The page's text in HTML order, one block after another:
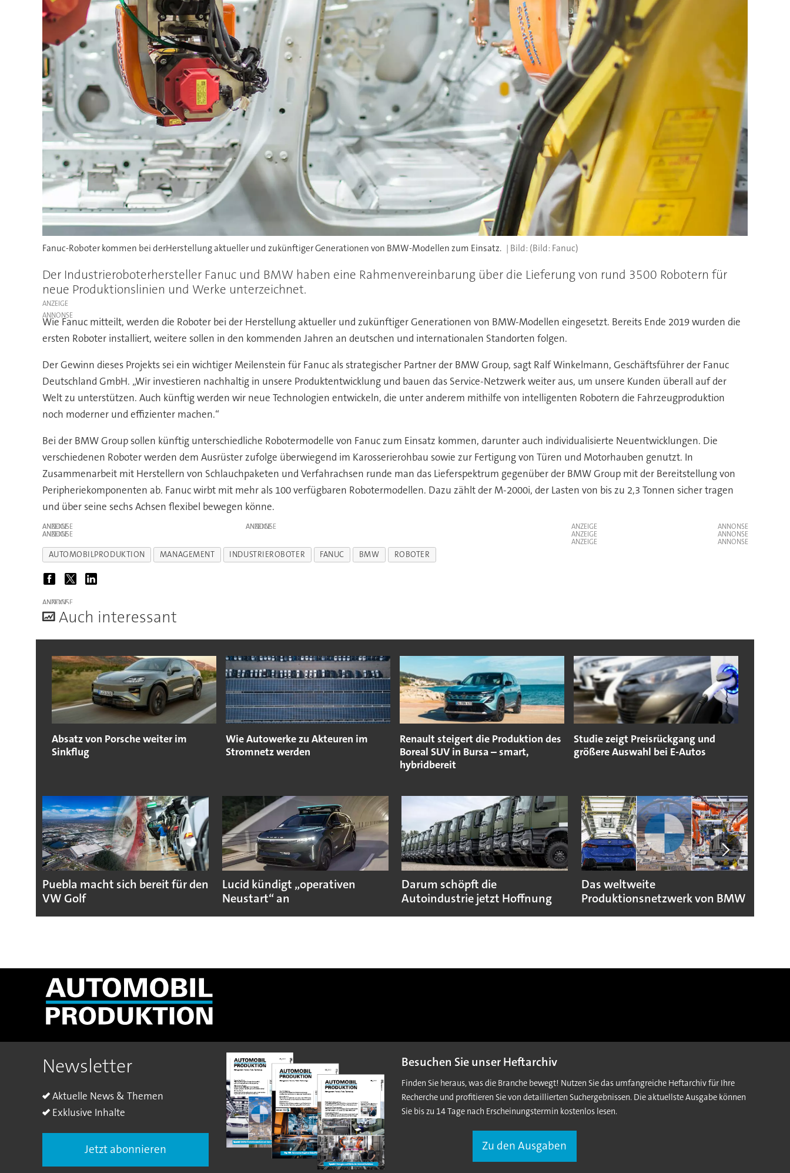
Fanuc-Roboter kommen bei derHerstellung aktueller und zukünftiger Generationen von BMW-Modellen zum Einsatz. (Bild: Fanuc)
Der Industrieroboterhersteller Fanuc und BMW haben eine Rahmenvereinbarung über die Lieferung von rund 3500 Robotern für
neue Produktionslinien und Werke unterzeichnet.
ANZEIGE
Wie Fanuc mitteilt, werden die Roboter bei der Herstellung aktueller und zukünftiger Generationen von BMW-Modellen eingesetzt. Bereits Ende 2019 wurden die
ersten Roboter installiert, weitere sollen in den kommenden Jahren an deutschen und internationalen Standorten folgen.
Der Gewinn dieses Projekts sei ein wichtiger Meilenstein für Fanuc als strategischer Partner der BMW Group, sagt Ralf Winkelmann, Geschäftsführer der Fanuc
Deutschland GmbH. „Wir investieren nachhaltig in unsere Produktentwicklung und bauen das Service-Netzwerk weiter aus, um unsere Kunden überall auf der
Welt zu unterstützen. Auch künftig werden wir neue Technologien entwickeln, die unter anderem mithilfe von intelligenten Robotern die Fahrzeugproduktion
noch moderner und effizienter machen.“
Bei der BMW Group sollen künftig unterschiedliche Robotermodelle von Fanuc zum Einsatz kommen, darunter auch individualisierte Neuentwicklungen. Die
verschiedenen Roboter werden dem Ausrüster zufolge überwiegend im Karosserierohbau sowie zur Fertigung von Türen und Motorhauben genutzt. In
Zusammenarbeit mit Herstellern von Schlauchpaketen und Verfahrachsen runde man das Lieferspektrum gegenüber der BMW Group mit der Bereitstellung von
Peripheriekomponenten ab. Fanuc wirbt mit mehr als 100 verfügbaren Robotermodellen. Dazu zählt der M-2000i, der Lasten von bis zu 2,3 Tonnen sicher tragen
und über seine sechs Achsen flexibel bewegen könne.
ANZEIGE ANZEIGE
ANZEIGE
ANZEIGE
ANZEIGE
ANZEIGE
AUTOMOBILPRODUKTION MANAGEMENT INDUSTRIEROBOTER FANUC BMW ROBOTER
ANZEIGE
Auch interessant
Absatz von Porsche weiter im
Sinkflug
Wie Autowerke zu Akteuren im
Stromnetz werden
Renault steigert die Produktion des
Boreal SUV in Bursa – smart,
hybridbereit
Studie zeigt Preisrückgang und
größere Auswahl bei E-Autos
Puebla macht sich bereit für den
VW Golf
Lucid kündigt „operativen
Neustart“ an
Darum schöpft die
Autoindustrie jetzt Hoffnung
Das weltweite
Produktionsnetzwerk von BMW
Newsletter
Aktuelle News & Themen
Exklusive Inhalte
Jetzt abonnieren
Besuchen Sie unser Heftarchiv
Finden Sie heraus, was die Branche bewegt! Nutzen Sie das umfangreiche Heftarchiv für Ihre
Recherche und profitieren Sie von detaillierten Suchergebnissen. Die aktuellste Ausgabe können
Sie bis zu 14 Tage nach Erscheinungstermin kostenlos lesen.
Zu den Ausgaben